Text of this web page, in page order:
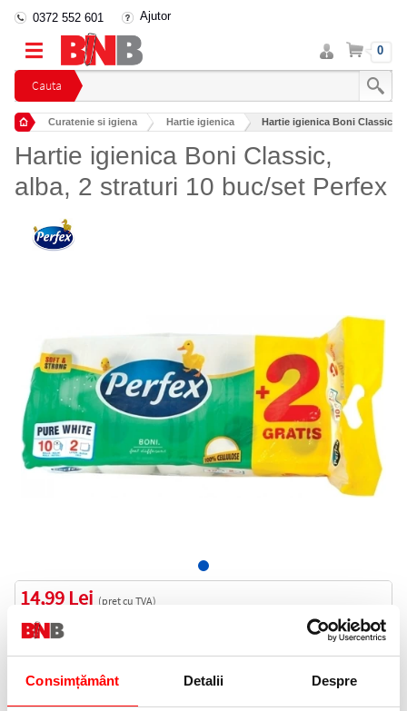
Consimțământ Detalii Despre
Cauta
0372 552 601 Ajutor
Intra
in
cont
Cos 0
Curatenie si igiena Hartie igienica Hartie igienica Boni Classic,
Hartie igienica Boni Classic,
alba, 2 straturi 10 buc/set Perfex
14,99 Lei (pret cu TVA)
In stoc
Bucati:
Cod produs:HIGNEUT10